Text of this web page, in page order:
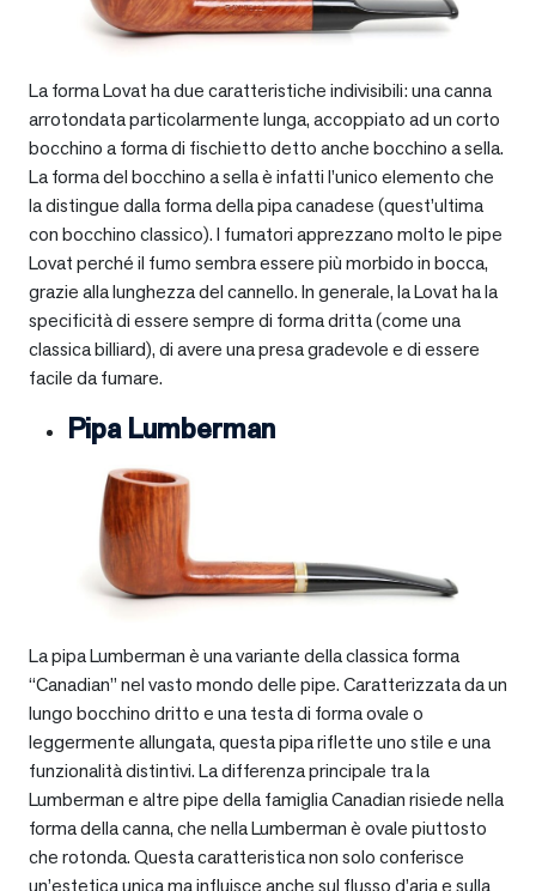
La forma Lovat ha due caratteristiche indivisibili: una canna
arrotondata particolarmente lunga, accoppiato ad un corto
bocchino a forma di fischietto detto anche bocchino a sella.
La forma del bocchino a sella è infatti l’unico elemento che
la distingue dalla forma della pipa canadese (quest’ultima
con bocchino classico). I fumatori apprezzano molto le pipe
Lovat perché il fumo sembra essere più morbido in bocca,
grazie alla lunghezza del cannello. In generale, la Lovat ha la
specificità di essere sempre di forma dritta (come una
classica billiard), di avere una presa gradevole e di essere
facile da fumare.
Pipa Lumberman
La pipa Lumberman è una variante della classica forma
“Canadian” nel vasto mondo delle pipe. Caratterizzata da un
lungo bocchino dritto e una testa di forma ovale o
leggermente allungata, questa pipa riflette uno stile e una
funzionalità distintivi. La differenza principale tra la
Lumberman e altre pipe della famiglia Canadian risiede nella
forma della canna, che nella Lumberman è ovale piuttosto
che rotonda. Questa caratteristica non solo conferisce
un’estetica unica ma influisce anche sul flusso d’aria e sulla